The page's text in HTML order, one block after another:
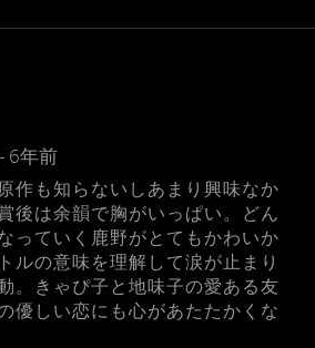
- 6年前
作も知らないしあまり興味なか
後は余韻で胸がいっぱい。どん
っていく鹿野がとてもかわいか
ルの意味を理解して涙が止まり
。きゃぴ子と地味子の愛ある友
優しい恋にも心があたたかくな